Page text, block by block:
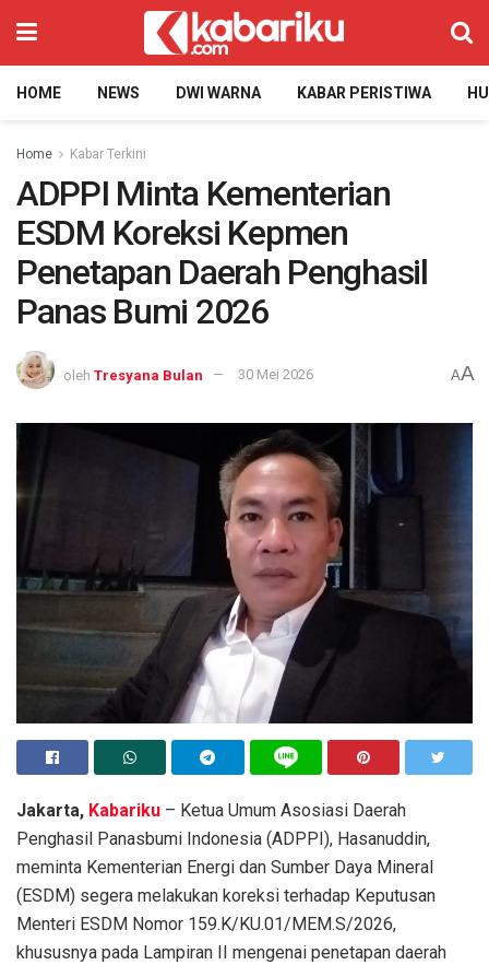
HOME NEWS DWI WARNA KABAR PERISTIWA
Home Kabar Terkini
ADPPI Minta Kementerian
ESDM Koreksi Kepmen
Penetapan Daerah Penghasil
Panas Bumi 2026
oleh Tresyana Bulan 30 Mei 2026 AA
Jakarta, Kabariku – Ketua Umum Asosiasi Daerah
Penghasil Panasbumi Indonesia (ADPPI), Hasanuddin,
meminta Kementerian Energi dan Sumber Daya Mineral
(ESDM) segera melakukan koreksi terhadap Keputusan
Menteri ESDM Nomor 159.K/KU.01/MEM.S/2026,
khususnya pada Lampiran II mengenai penetapan daerah